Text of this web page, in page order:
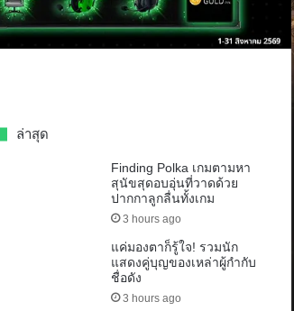
ล่าสุด
Finding Polka เกมตามหา
สุนัขสุดอบอุ่นที่วาดด้วย
ปากกาลูกลื่นทั้งเกม
3 hours ago
แค่มองตาก็รู้ใจ! รวมนัก
แสดงคู่บุญของเหล่าผู้กำกับ
ชื่อดัง
3 hours ago